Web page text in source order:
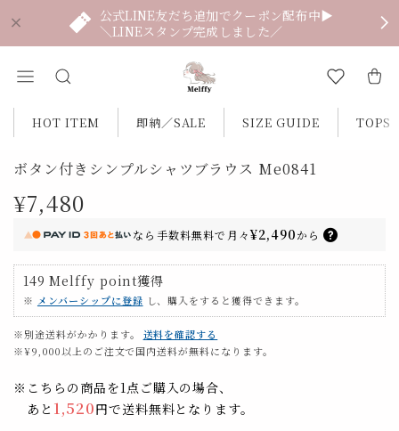
公式LINE友だち追加でクーポン配布中▶
＼LINEスタンプ完成しました／
HOT ITEM 即納／SALE SIZE GUIDE TOPS
ボタン付きシンプルシャツブラウス Me0841
¥7,480
なら 手数料無料で 月々¥2,490から
149 Melffy point獲得
※ メンバーシップに登録 し、購入をすると獲得できます。
※別途送料がかかります。
送料を確認する
※¥9,000以上のご注文で国内送料が無料になります。
※こちらの商品を1点ご購入の場合、
あと 1,520円で送料無料となります。